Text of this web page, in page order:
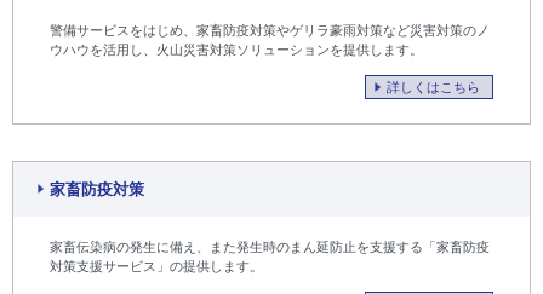
警備サービスをはじめ、家畜防疫対策やゲリラ豪雨対策など災害対策のノ
ウハウを活用し、火山災害対策ソリューションを提供します。
詳しくはこちら
家畜防疫対策
家畜伝染病の発生に備え、また発生時のまん延防止を支援する「家畜防疫
対策支援サービス」の提供します。